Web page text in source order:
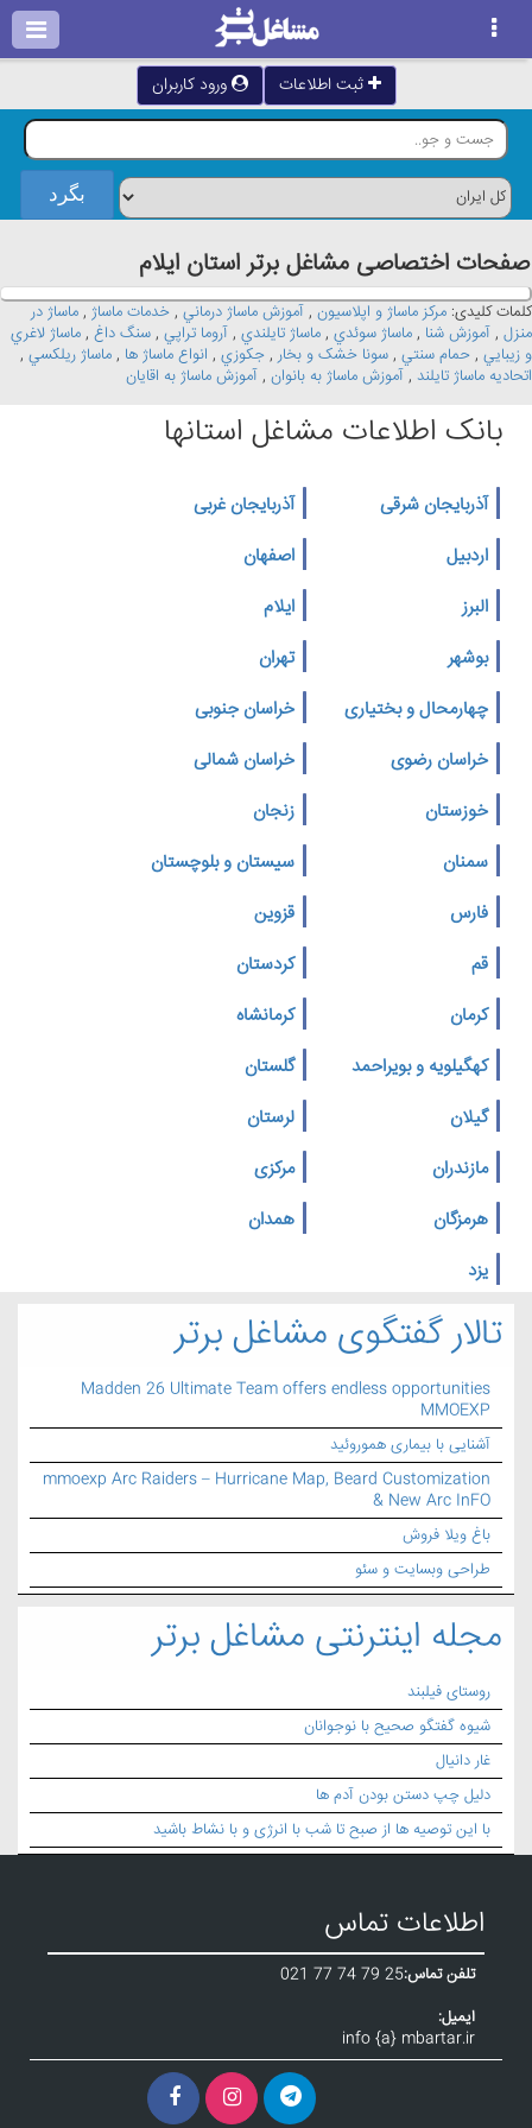
ثبت اطلاعات ورود کاربران
صفحات اختصاصی مشاغل برتر استان ايلام
کلمات کلیدی: مرکز ماساژ و اپلاسيون , آموزش ماساژ درماني , خدمات ماساژ , ماساژ در
منزل , آموزش شنا , ماساژ سوئدي , ماساژ تايلندي , آروما تراپي , سنگ داغ , ماساژ لاغري
و زيبايي , حمام سنتي , سونا خشک و بخار , جکوزي , انواع ماساژ ها , ماساژ ريلکسي ,
اتحاديه ماساژ تايلند , آموزش ماساژ به بانوان , آموزش ماساژ به اقايان
بانک اطلاعات مشاغل استانها
آذربایجان شرقی
آذربایجان غربی
اردبیل
اصفهان
البرز
ایلام
بوشهر
تهران
چهارمحال و بختیاری
خراسان جنوبی
خراسان رضوی
خراسان شمالی
خوزستان
زنجان
سمنان
سیستان و بلوچستان
فارس
قزوین
قم
کردستان
کرمان
کرمانشاه
کهگیلویه و بویراحمد
گلستان
گیلان
لرستان
مازندران
مرکزی
هرمزگان
همدان
یزد
تالار گفتگوی مشاغل برتر
Madden 26 Ultimate Team offers endless opportunities
MMOEXP
آشنایی با بیماری هموروئید
mmoexp Arc Raiders – Hurricane Map, Beard Customization
& New Arc InFO
باغ ویلا فروش
طراحی وبسایت و سئو
مجله اینترنتی مشاغل برتر
روستای فیلبند
شیوه گفتگو صحیح با نوجوانان
غار دانیال
دلیل چپ دستن بودن آدم ها
با این توصیه ها از صبح تا شب با انرژی و با نشاط باشید
اطلاعات تماس
تلفن تماس:021 77 74 79 25
ایمیل:
info {a} mbartar.ir